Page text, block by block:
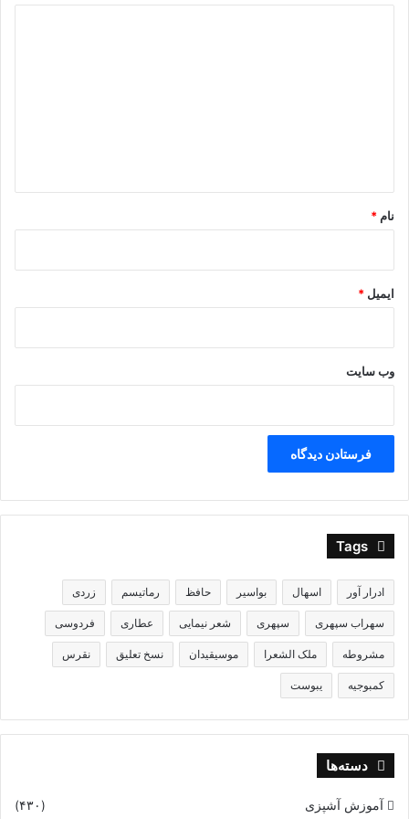
نام *
ایمیل *
وب‌ سایت
Tags
ادرار آور اسهال بواسیر حافظ رماتیسم زردی
سهراب سپهری سپهری شعر نیمایی عطاری فردوسی
مشروطه ملک الشعرا موسیقیدان نسخ تعلیق نقرس
کمبوجیه یبوست
دسته‌ها
آموزش آشپزی (۴۳۰)